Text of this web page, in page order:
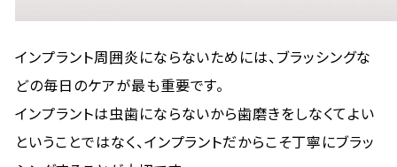
インプラント周囲炎にならないためには、ブラッシングな
どの毎日のケアが最も重要です。
インプラントは虫歯にならないから歯磨きをしなくてよい
ということではなく、インプラントだからこそ丁寧にブラッ